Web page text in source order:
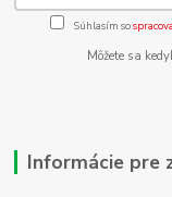
Súhlasím so
Môžete sa
Informácie pre